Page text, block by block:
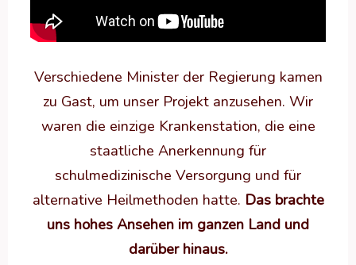
Verschiedene Minister der Regierung kamen
zu Gast, um unser Projekt anzusehen. Wir
waren die einzige Krankenstation, die eine
staatliche Anerkennung für
schulmedizinische Versorgung und für
alternative Heilmethoden hatte. Das brachte
uns hohes Ansehen im ganzen Land und
darüber hinaus.